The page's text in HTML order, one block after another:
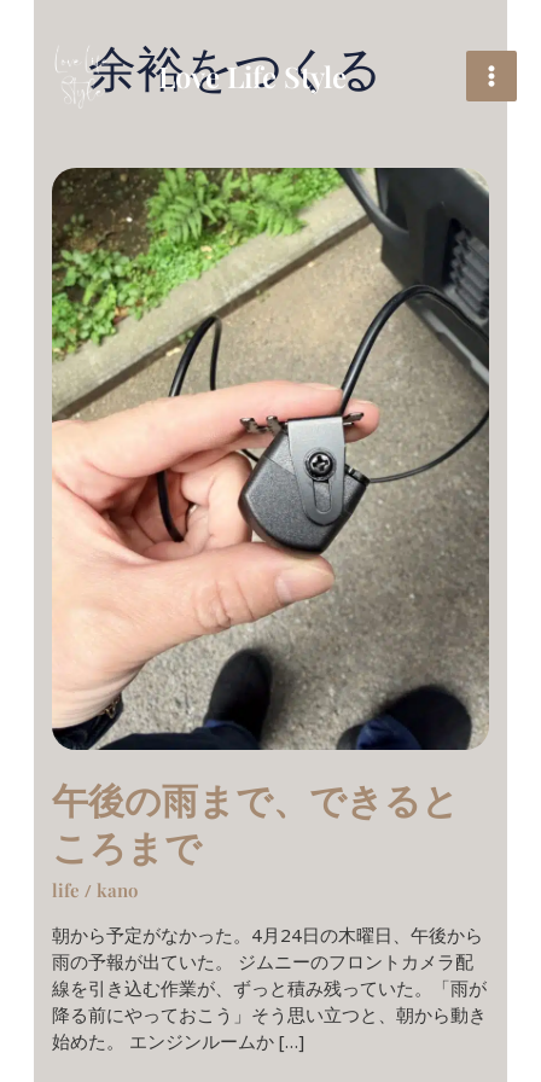
Love Life Style
余裕をつくる
午後の雨まで、できると
ころまで
life /kano
朝から予定がなかった。4月24日の木曜日、午後から
雨の予報が出ていた。 ジムニーのフロントカメラ配
線を引き込む作業が、ずっと積み残っていた。「雨が
降る前にやっておこう」そう思い立つと、朝から動き
始めた。 エンジンルームか […]
午
後
の
雨
ま
で、
で
き
る
と
ろ
ま